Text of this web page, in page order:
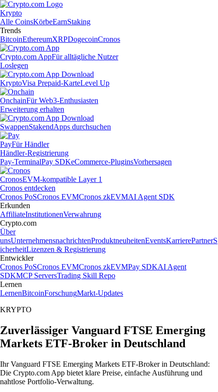
Krypto
Alle CoinsKörbeEarnStaking
Trends
BitcoinEthereumXRPDogecoinCronos
Crypto.com AppFür alltägliche Nutzer
Loslegen
KryptoVisa Prepaid-KarteLevel Up
OnchainFür Web3-Enthusiasten
Erweiterung erhalten
SwappenStakendApps durchsuchen
PayFür Händler
Händler-Registrierung
Pay-TerminalPay SDKeCommerce-PluginsVorhersagen
CronosEVM-kompatible Layer 1
Cronos entdecken
Cronos PoSCronos EVMCronos zkEVMAI Agent SDK
Erkunden
AffiliateInstitutionenVerwahrung
Crypto.com
Über
unsUnternehmensnachrichtenProduktneuheitenEventsKarrierePartnerS
icherheitLizenzen & Registrierung
Entwickler
Cronos PoSCronos EVMCronos zkEVMPay SDKAI Agent
SDKMCP ServersTrading Skill Repo
Lernen
LernenBitcoinForschungMarkt-Updates
KRYPTO
Zuverlässiger Vanguard FTSE Emerging
Markets ETF-Broker in Deutschland
Ihr Vanguard FTSE Emerging Markets ETF-Broker in Deutschland:
Die Crypto.com App bietet klare Preise, einfache Ausführung und
nahtlose Portfolio-Verwaltung.